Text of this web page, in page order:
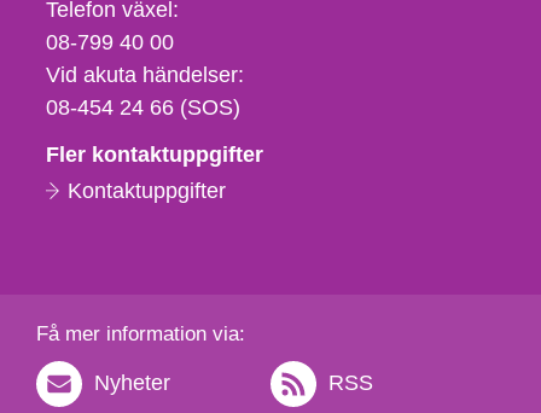
Telefon,
fax
och
e-
Telefon växel:
08-799 40 00
Vid akuta händelser:
08-454 24 66 (SOS)
Fler kontaktuppgifter
Kontaktuppgifter
Få mer information via:
Nyheter RSS